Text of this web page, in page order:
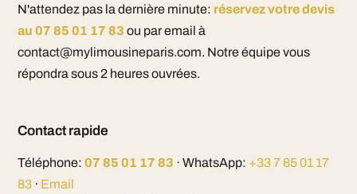
N'attendez pas la dernière minute: réservez votre devis
au 07 85 01 17 83 ou par email à
contact@mylimousineparis.com. Notre équipe vous
répondra sous 2 heures ouvrées.
Contact rapide
Téléphone: 07 85 01 17 83 · WhatsApp: +33 7 85 01 17
83· Email